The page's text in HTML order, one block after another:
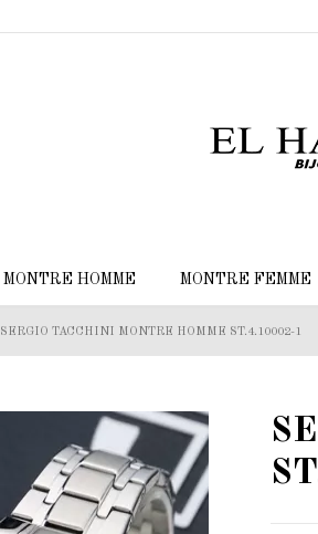
MONTRE HOMME MONTRE FEMME
SERGIO TACCHINI MONTRE HOMME ST.4.10002-1